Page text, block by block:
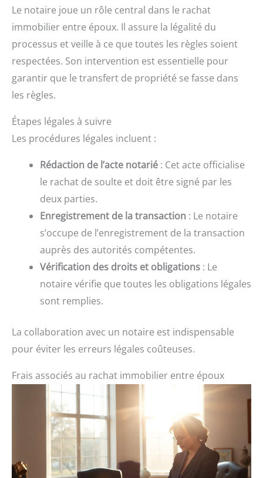
Le notaire joue un rôle central dans le rachat
immobilier entre époux. Il assure la légalité du
processus et veille à ce que toutes les règles soient
respectées. Son intervention est essentielle pour
garantir que le transfert de propriété se fasse dans
les règles.
Étapes légales à suivre
Les procédures légales incluent :
Rédaction de l’acte notarié : Cet acte officialise
le rachat de soulte et doit être signé par les
deux parties.
Enregistrement de la transaction : Le notaire
s’occupe de l’enregistrement de la transaction
auprès des autorités compétentes.
Vérification des droits et obligations : Le
notaire vérifie que toutes les obligations légales
sont remplies.
La collaboration avec un notaire est indispensable
pour éviter les erreurs légales coûteuses.
Frais associés au rachat immobilier entre époux